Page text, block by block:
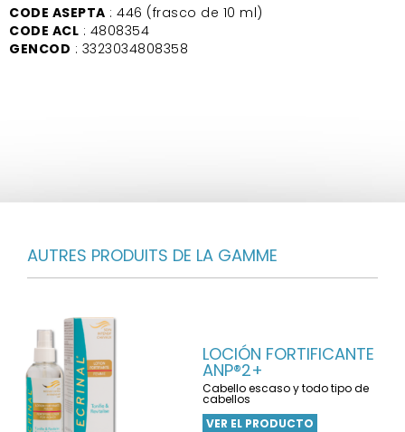
CODE ASEPTA : 446 (frasco de 10 ml)
CODE ACL : 4808354
GENCOD : 3323034808358
AUTRES PRODUITS DE LA GAMME
LOCIÓN FORTIFICANTE
ANP®2+
Cabello escaso y todo tipo de
cabellos
VER EL PRODUCTO